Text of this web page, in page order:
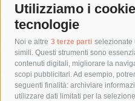
Utilizziamo i
tecnologie
Noi e altre 3 terze parti selezionate
simili. Questi strumenti sono
contenuti digitali, migliorare la
scopi pubblicitari. Ad esempio,
seguenti finalità: archiviare
utilizzare dati limitati per la
Tag
acqua allerta meteo
anas
area marina protetta di punta